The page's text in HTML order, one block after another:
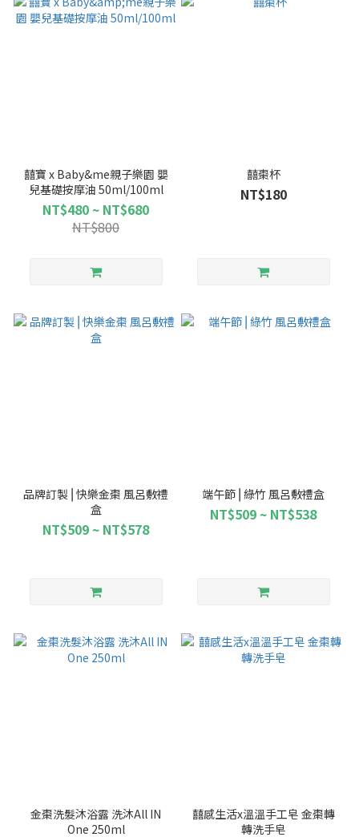
囍寶 x Baby&me親子樂園 嬰
兒基礎按摩油 50ml/100ml
NT$480 ~ NT$680
NT$800
囍棗杯
NT$180
品牌訂製⎥ 快樂金棗 風呂敷禮
盒
NT$509 ~ NT$578
端午節⎥ 綠竹 風呂敷禮盒
NT$509 ~ NT$538
金棗洗髮沐浴露 洗沐All IN
One 250ml
囍感生活x溫溫手工皂 金棗轉
轉洗手皂